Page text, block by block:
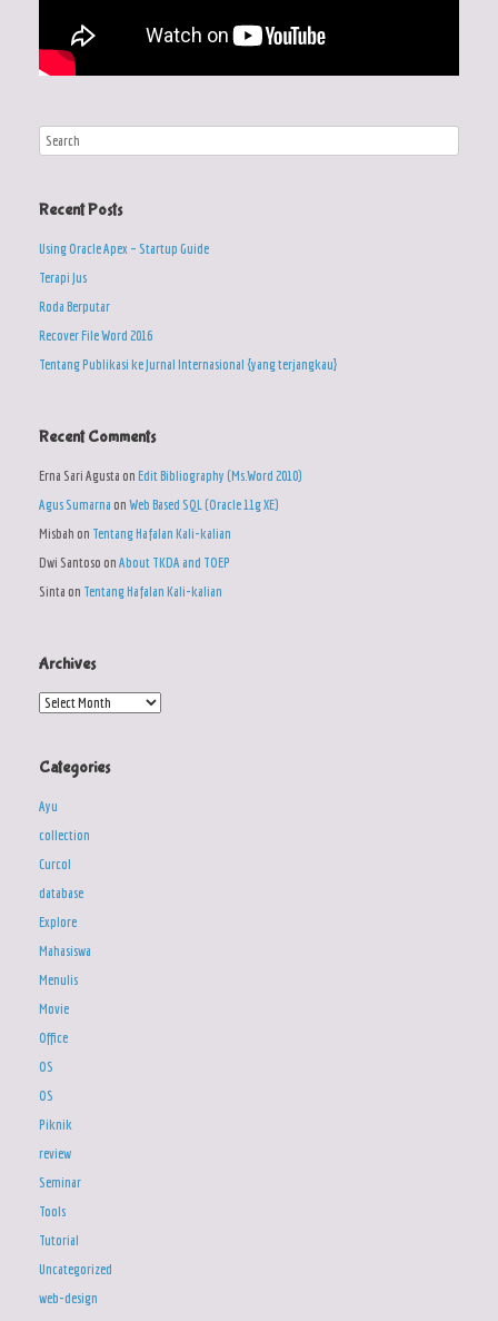
Recent Posts
Using Oracle Apex – Startup Guide
Terapi Jus
Roda Berputar
Recover File Word 2016
Tentang Publikasi ke Jurnal Internasional {yang terjangkau}
Recent Comments
Erna Sari Agusta on Edit Bibliography (Ms.Word 2010)
Agus Sumarna on Web Based SQL (Oracle 11g XE)
Misbah on Tentang Hafalan Kali-kalian
Dwi Santoso on About TKDA and TOEP
Sinta on Tentang Hafalan Kali-kalian
Archives
Archives
Categories
Ayu
collection
Curcol
database
Explore
Mahasiswa
Menulis
Movie
Office
OS
OS
Piknik
review
Seminar
Tools
Tutorial
Uncategorized
web-design